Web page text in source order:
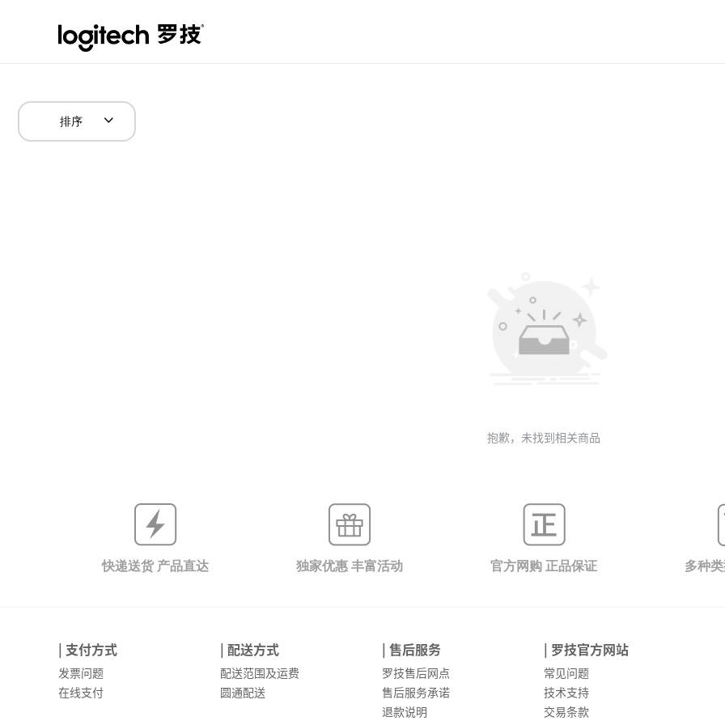
抱歉，未找到相关商品
快递送货 产品直达 独家优惠 丰富活动 官方网购 正品保证 多种
| 支付方式
发票问题
在线支付
| 配送方式
配送范围及运费
圆通配送
| 售后服务
罗技售后网点
售后服务承诺
退款说明
| 罗技官方网站
常见问题
技术支持
交易条款